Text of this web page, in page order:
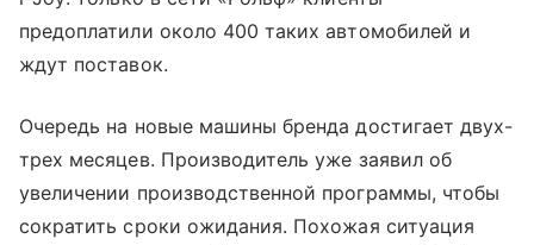
предоплатили около 400 таких автомобилей и
ждут поставок.
Очередь на новые машины бренда достигает двух-
трех месяцев. Производитель уже заявил об
увеличении производственной программы, чтобы
сократить сроки ожидания. Похожая ситуация